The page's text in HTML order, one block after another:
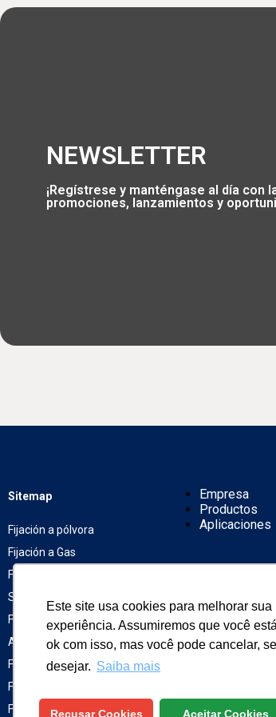
Este site usa cookies para melhorar sua
experiência. Assumiremos que você está
ok com isso, mas você pode cancelar, se
desejar. Saiba mais
Recusar Cookies Aceitar Cookies
NEWSLETTER
¡Regístrese y manténgase al día con
promociones, lanzamientos y
Sitemap
Fijación a pólvora
Fijación a Gas
Fijación Construcción en
Seco
Fijación de Pantallas y
Alambre
Fijación Química
Fijación Winox
Fijación ASTM
Empresa
Productos
Aplicaciones
Aplicaciones